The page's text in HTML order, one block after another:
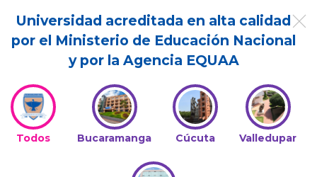
Universidad acreditada en alta calidad
por el Ministerio de Educación Nacional
y por la Agencia EQUAA
Todos Bucaramanga Cúcuta Valledupar